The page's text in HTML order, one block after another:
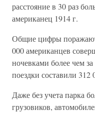
расстояние в 30 раз
американец 1914 г.
Общие цифры
000 американцев
ночевками более чем
поездки составили
Даже без учета парка
грузовиков,